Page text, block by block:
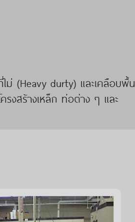
(Heavy durty) และเคลือบพื้น
รงสร้างเหล็ก ท่อต่าง ๆ และ